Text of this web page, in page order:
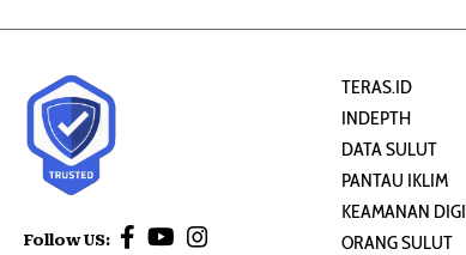
Follow US:
TERAS.ID
INDEPTH
DATA SULUT
PANTAU IKLIM
KEAMANAN
ORANG SULUT